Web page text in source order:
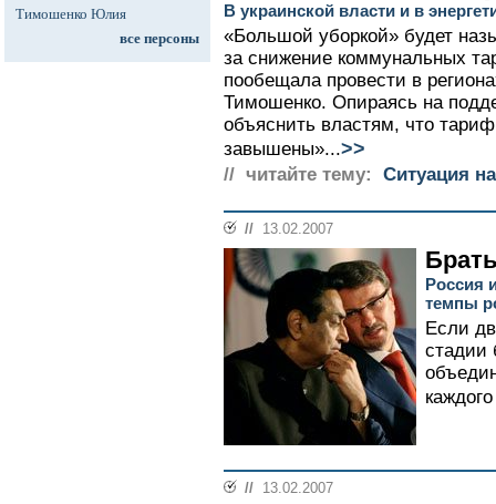
Тимошенко Юлия
все персоны
В украинской власти и в
«Большой уборкой» будет
за снижение коммунальных
пообещала провести в
Тимошенко. Опираясь на
объяснить властям, что
завышены»...>>
// читайте тему: Ситуация
// 13.02.2007
Россия
темпы
Если
стадии
// 13.02.2007